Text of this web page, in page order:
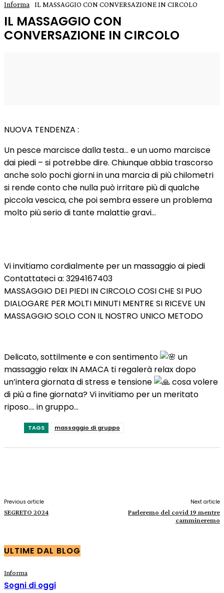
Informa IL MASSAGGIO CON CONVERSAZIONE IN CIRCOLO
IL MASSAGGIO CON
CONVERSAZIONE IN CIRCOLO
NUOVA TENDENZA :
Un pesce marcisce dalla testa… e un uomo marcisce
dai piedi – si potrebbe dire. Chiunque abbia trascorso
anche solo pochi giorni in una marcia di più chilometri
si rende conto che nulla può irritare più di qualche
piccola vescica, che poi sembra essere un problema
molto più serio di tante malattie gravi…
Vi invitiamo cordialmente per un massaggio ai piedi
Contattateci a: 3294167403
MASSAGGIO DEI PIEDI IN CIRCOLO COSI CHE SI PUO
DIALOGARE PER MOLTI MINUTI MENTRE SI RICEVE UN
MASSAGGIO SOLO CON IL NOSTRO UNICO METODO
Delicato, sottilmente e con sentimento
un
massaggio relax IN AMACA ti regalerà relax dopo
un’intera giornata di stress e tensione
cosa volere
di più a fine giornata? Vi invitiamo per un meritato
riposo…. in gruppo…
TAGS massaggio di gruppo
Previous article
SEGRETO 2024
Next article
Parleremo del covid 19 mentre
cammineremo
ULTIME DAL BLOG
Informa
Sogni di oggi